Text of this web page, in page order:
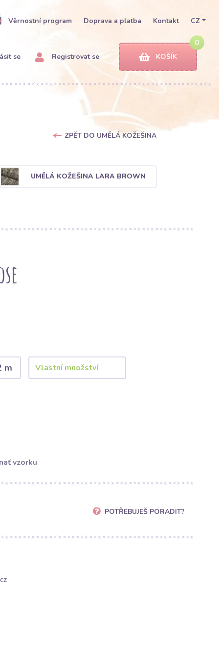
Věrnostní program Doprava a platba Kontakt CZ
se Registrovat se
0
KOŠÍK
ZPĚT DO UMĚLÁ KOŽEŠINA
UMĚLÁ KOŽEŠINA LARA BROWN
m
vzorku
POTŘEBUJEŠ PORADIT?